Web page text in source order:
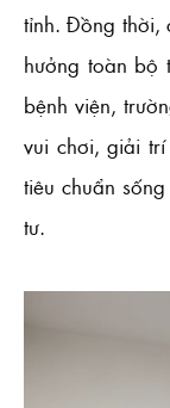
tỉnh. Đồng thời,
hưởng toàn bộ
bệnh viện,
vui chơi, giải
tiêu chuẩn
tư.